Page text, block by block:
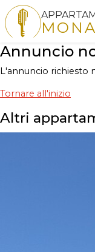
Annuncio
L'annuncio richiesto
Tornare all'inizio
Altri